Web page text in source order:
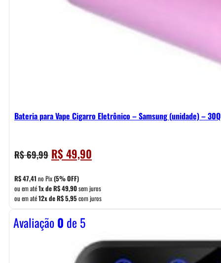
Bateria para Vape Cigarro Eletrônico – Samsung (unidade) –
R$69,99 O
preço
original
era:
R$ 69,99.
R$49,90
preço
é:
R$ 49,90.
R$47,41 no Pix(5% OFF)
ou em até1x deR$49,90sem juros
ou em até12x deR$5,95com juros
Avaliação0 de 5